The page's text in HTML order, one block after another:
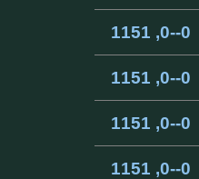
0--0, 1151
0--0, 1151
0--0, 1151
0--0, 1151